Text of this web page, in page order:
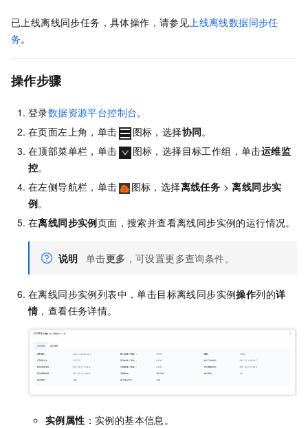
已上线离线同步任务，具体操作，请参见上线离线数据同步任
务。
操作步骤
登录数据资源平台控制台。
在页面左上角，单击
图标，选择协同。
在顶部菜单栏，单击
图标，选择目标工作组，单击运维监
控。
在左侧导航栏，单击
图标，选择离线任务 >离线同步实
例。
在离线同步实例页面，搜索并查看离线同步实例的运行情况。
说明 单击更多 ，可设置更多查询条件。
在离线同步实例列表中，单击目标离线同步实例操作列的详
情，查看任务详情。
实例属性 ：实例的基本信息。